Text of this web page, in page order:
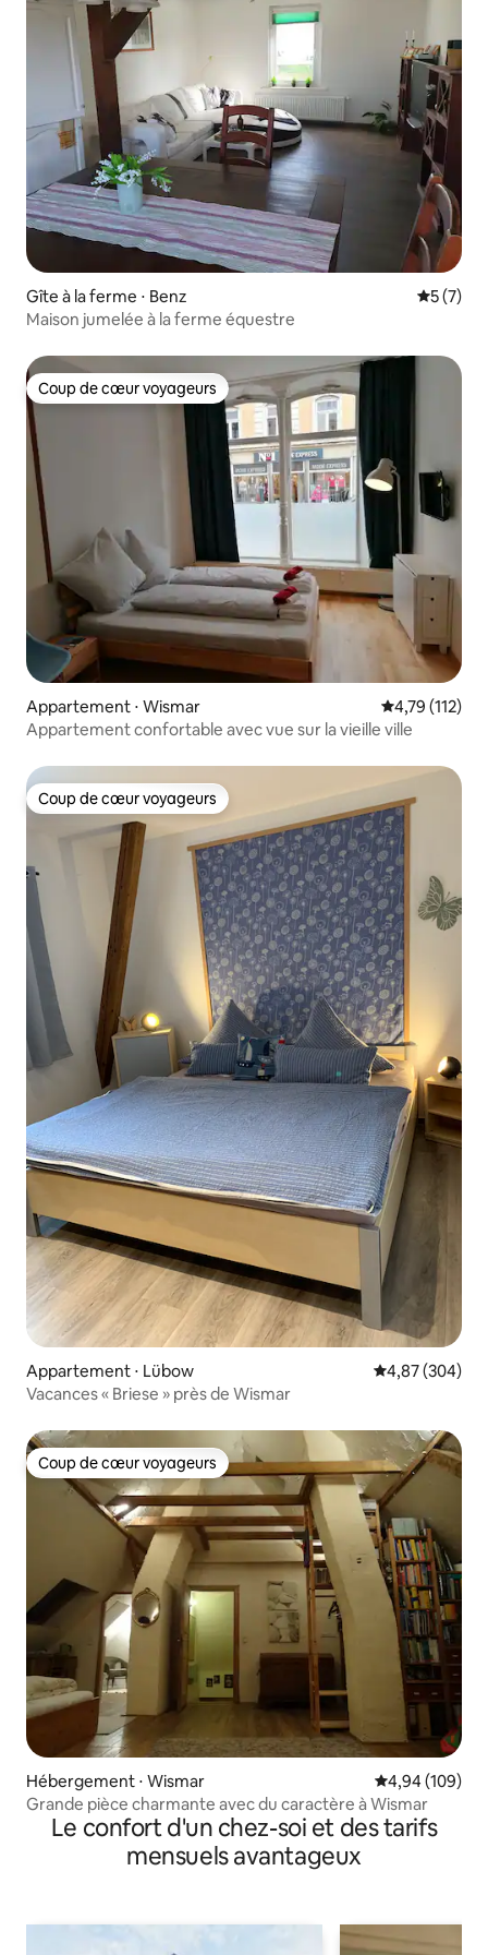
Gîte à la ferme ⋅ Benz
5 (7)
Maison jumelée à la ferme équestre
Coup de cœur voyageurs
Coup de cœur voyageurs
Appartement ⋅ Wismar Évaluation
4,79 (112)
Appartement confortable avec vue sur la vieille ville
Coup de cœur voyageurs
Coup de cœur voyageurs
Appartement ⋅ Lübow Évaluation
4,87 (304)
Vacances « Briese » près de Wismar
Coup de cœur voyageurs
Coup de cœur voyageurs
Hébergement ⋅ Wismar Évaluation
4,94 (109)
Grande pièce charmante avec du caractère à Wismar
Le confort d'un chez-soi et des tarifs
mensuels avantageux